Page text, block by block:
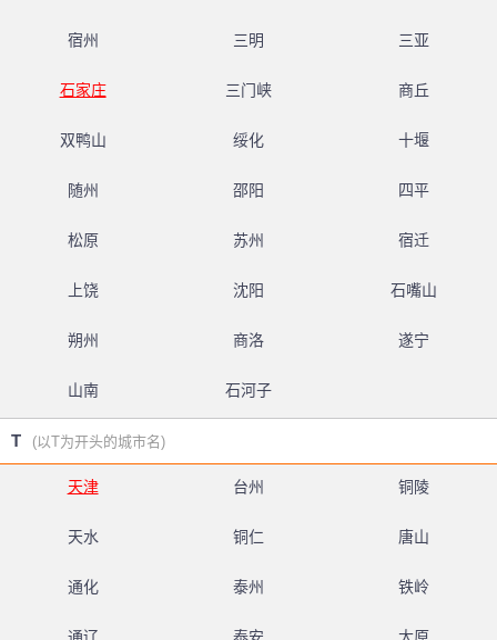
宿州 三明 三亚
石家庄 三门峡 商丘
双鸭山 绥化 十堰
随州 邵阳 四平
松原 苏州 宿迁
上饶 沈阳 石嘴山
朔州 商洛 遂宁
山南 石河子
T (以T为开头的城市名)
天津 台州 铜陵
天水 铜仁 唐山
通化 泰州 铁岭